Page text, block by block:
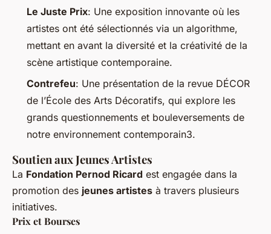
Le Juste Prix: Une exposition innovante où les
artistes ont été sélectionnés via un algorithme,
mettant en avant la diversité et la créativité de la
scène artistique contemporaine.
Contrefeu: Une présentation de la revue DÉCOR
de l’École des Arts Décoratifs, qui explore les
grands questionnements et bouleversements de
notre environnement contemporain3.
Soutien aux Jeunes Artistes
La Fondation Pernod Ricard est engagée dans la
promotion des jeunes artistes à travers plusieurs
initiatives.
Prix et Bourses